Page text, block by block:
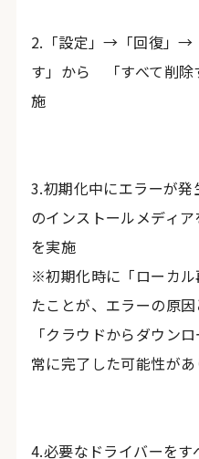
2.「設定」→「回復」→
す」から 「すべて削除
施
3.初期化中にエラーが
のインストールメディ
を実施
※初期化時に「ローカ
たことが、エラーの原因
「クラウドからダウン
常に完了した可能性が
4.必要なドライバーを